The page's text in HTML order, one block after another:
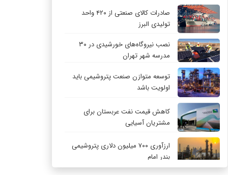
صادرات کالای صنعتی از ۴۲۰ واحد
تولیدی البرز
نصب نیروگاه‌های خورشیدی در ۳۰
مدرسه شهر تهران
توسعه متوازن صنعت پتروشیمی باید
اولویت باشد
کاهش قیمت نفت عربستان برای
مشتریان آسیایی
ارزآوری ۷۰۰ میلیون دلاری پتروشیمی
بندر امام